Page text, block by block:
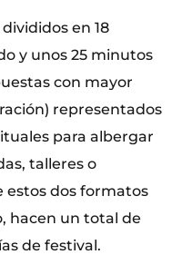
en 18
y unos 25 minutos
con mayor
representados
para albergar
talleres o
estos dos formatos
hacen un total de
de festival.